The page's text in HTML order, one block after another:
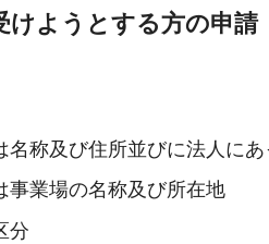
けようとする方の申請
名称及び住所並びに法人に
事業場の名称及び所在地
分